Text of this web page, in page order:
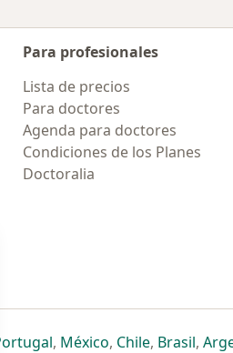
Para profesionales
Lista de precios
Para doctores
Agenda para doctores
Condiciones de los Planes
Doctoralia
una nueva pestaña
abre en una nueva pestaña
se abre en una nueva
, Méxicose abre en una
, Chilese abre en
, Brasilse
,